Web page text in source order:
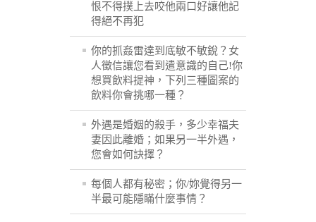
恨不得撲上去咬他兩口好讓他記
得絕不再犯
你的抓姦雷達到底敏不敏銳？女
人徵信讓您看到遣意識的自己!你
想買飲料提神，下列三種圖案的
飲料你會挑哪一種？
外遇是婚姻的殺手，多少幸福夫
妻因此離婚；如果另一半外遇，
您會如何訣擇？
每個人都有秘密；你/妳覺得另一
半最可能隱瞞什麼事情？